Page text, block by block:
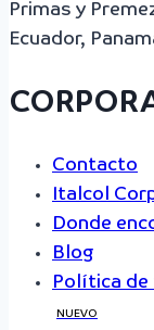
Primas y
Ecuador,
Contacto
Italcol
Donde
Blog
Política
NUEVO